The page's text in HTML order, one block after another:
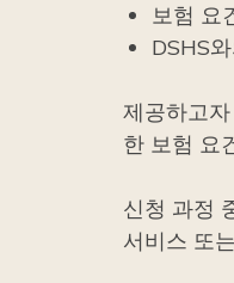
보험 요
DSHS
제공하고
한 보험 요
신청 과정
서비스 또